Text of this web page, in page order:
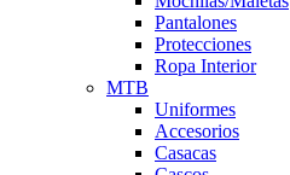
Pantalones
Protecciones
Ropa Interior
MTB
Uniformes
Accesorios
Casacas